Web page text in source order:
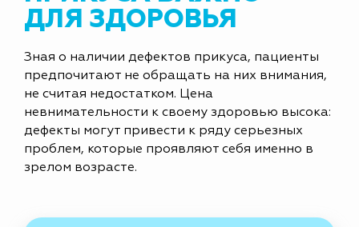
ДЛЯ ЗДОРОВЬЯ
Зная о наличии дефектов прикуса, пациенты
предпочитают не обращать на них внимания,
не считая недостатком. Цена
невнимательности к своему здоровью высока:
дефекты могут привести к ряду серьезных
проблем, которые проявляют себя именно в
зрелом возрасте.